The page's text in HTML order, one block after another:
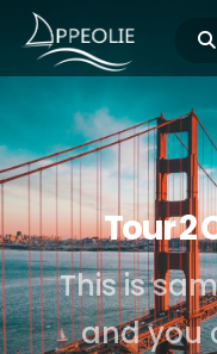
Tour 2
This is
and you